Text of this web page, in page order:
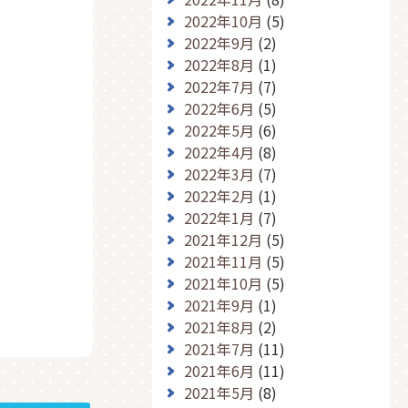
2022年10月 (5)
2022年9月 (2)
2022年8月 (1)
2022年7月 (7)
2022年6月 (5)
2022年5月 (6)
2022年4月 (8)
2022年3月 (7)
2022年2月 (1)
2022年1月 (7)
2021年12月 (5)
2021年11月 (5)
2021年10月 (5)
2021年9月 (1)
2021年8月 (2)
2021年7月 (11)
2021年6月 (11)
2021年5月 (8)